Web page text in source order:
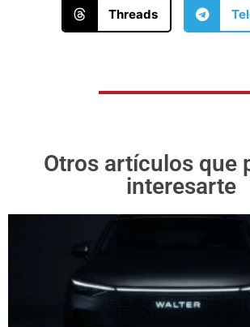
Threads
Otros artículos que
interesarte